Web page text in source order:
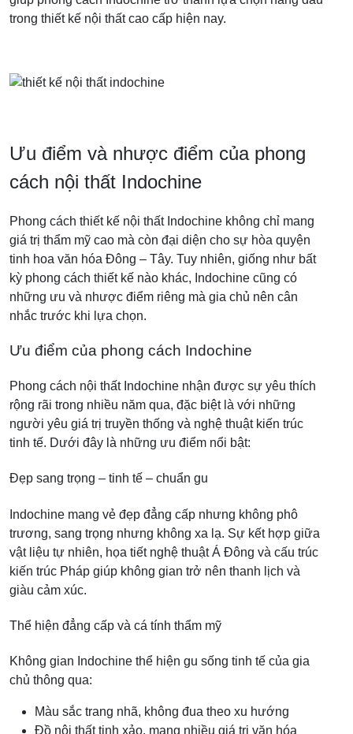
trong thiết kế nội thất cao cấp hiện nay.
Ưu điểm và nhược điểm của phong
cách nội thất Indochine
Phong cách thiết kế nội thất Indochine không chỉ mang
giá trị thẩm mỹ cao mà còn đại diện cho sự hòa quyện
tinh hoa văn hóa Đông – Tây. Tuy nhiên, giống như bất
kỳ phong cách thiết kế nào khác, Indochine cũng có
những ưu và nhược điểm riêng mà gia chủ nên cân
nhắc trước khi lựa chọn.
Ưu điểm của phong cách Indochine
Phong cách nội thất Indochine nhận được sự yêu thích
rộng rãi trong nhiều năm qua, đặc biệt là với những
người yêu giá trị truyền thống và nghệ thuật kiến trúc
tinh tế. Dưới đây là những ưu điểm nổi bật:
Đẹp sang trọng – tinh tế – chuẩn gu
Indochine mang vẻ đẹp đẳng cấp nhưng không phô
trương, sang trọng nhưng không xa lạ. Sự kết hợp giữa
vật liệu tự nhiên, họa tiết nghệ thuật Á Đông và cấu trúc
kiến trúc Pháp giúp không gian trở nên thanh lịch và
giàu cảm xúc.
Thể hiện đẳng cấp và cá tính thẩm mỹ
Không gian Indochine thể hiện gu sống tinh tế của gia
chủ thông qua:
Màu sắc trang nhã, không đua theo xu hướng
Đồ nội thất tinh xảo, mang nhiều giá trị văn hóa